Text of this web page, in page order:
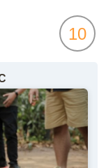
10